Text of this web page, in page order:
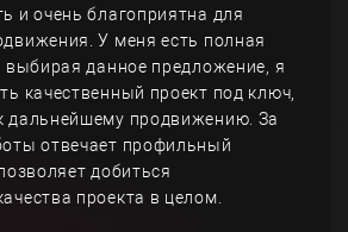
и очень благоприятна для
У меня есть полная
выбирая данное предложение, я
качественный проект под ключ,
дальнейшему продвижению. За
отвечает профильный
добиться
проекта в целом.